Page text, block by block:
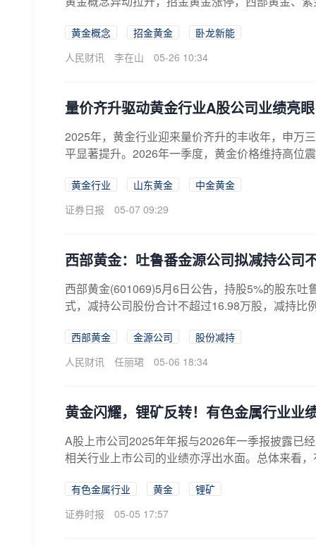
黄金概念 招金黄金
卧龙新能
人民财讯
李在山 05-26 10:34
量价齐升驱动黄金行业A股公司业绩亮眼
2025年，黄金行业迎来量价齐升的丰收年，申万
平显著提升。2026年一季度，黄金价格维持高位
黄金行业 山东黄金
中金黄金
证券日报
05-07 09:29
西部黄金：吐鲁番金源公司拟减持公司
西部黄金(601069)5月6日公告，持股5%的股东吐
式，减持公司股份合计不超过16.98万股，减持比
西部黄金 金源公司
股份减持
人民财讯
任丽珺 05-06 18:34
黄金闪耀，锂矿反转！有色金属行业业
A股上市公司2025年年报与2026年一季报披露已
相关行业上市公司的业绩亦浮出水面。总体来看
有色金属行业 黄金
锂矿
证券时报
05-05 17:57